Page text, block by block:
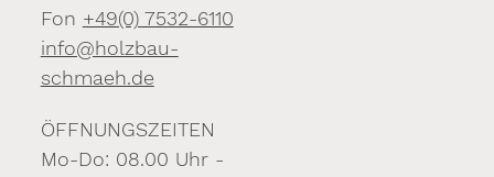
Fon +49(0) 7532-6110
info@holzbau-
schmaeh.de
ÖFFNUNGSZEITEN
Mo-Do: 08.00 Uhr -